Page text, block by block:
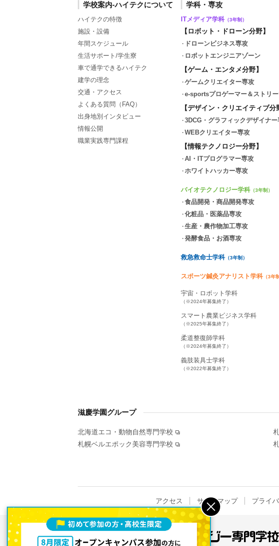
学校案内-ハイテクについて
ハイテクの特徴
施設・設備
年間スケジュール
生活サポート/学生寮
車で通学できるハイテク
建学の理念
交通・アクセス
よくある質問（FAQ）
出身地別インタビュー
情報公開
職業実践専門課程
学科・専攻
ITメディア学科 （3年制）
【ロボット・ドローン分野】
ドローンビジネス専攻
ロボットエンジニアゾーン
【ゲーム・エンタメ分野】
ゲームクリエイター専攻
e-sportsプロゲーマー＆ストリ
【デザイン・クリエイティブ分
3DCG・グラフィックデザイナー
WEBクリエイター専攻
【情報テクノロジー分野】
AI・ITプログラマー専攻
ホワイトハッカー専攻
バイオテクノロジー学科 （3年制）
食品開発・商品開発専攻
化粧品・医薬品専攻
生産・農作物加工専攻
発酵食品・お酒専攻
救急救命士学科（3年制）
スポーツ鍼灸アナリスト学科（3年
宇宙・ロボット学科
（※2024年募集終了）
スマート農業ビジネス学科
（※2025年募集終了）
柔道整復師学科
（※2024年募集終了）
義肢装具士学科
（※2022年募集終了）
滋慶学園グループ
北海道エコ・動物自然専門学校
札幌ベルエポック美容専門学校
アクセス サイトマップ プライ